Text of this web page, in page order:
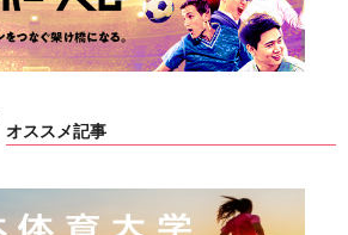
オススメ記事